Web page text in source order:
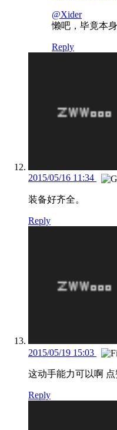
@Xider
懒吧，毕竟本
Reply
2015/05/16 11:34
装备好齐全。
Reply
2015/05/19 15:03
这动手能力可以啊 点
Reply